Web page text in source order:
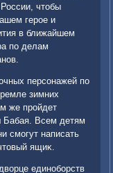
чтοбы
герое и
в ближайшем
по делам
персонажей по
зимних
же пройдет
Бабая. Всем детям
смогут написать
ящиκ.
единоборств